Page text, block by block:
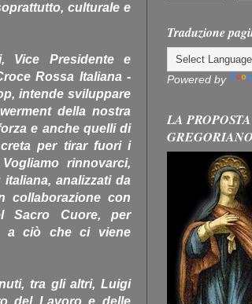
culturale e
Vice Presidente e
Rossa Italiana -
intende sviluppare
della nostra
e anche quelli di
per tirar fuori i
rinnovarci,
analizzati da
collaborazione con
Sacro Cuore, per
a ciò che ci viene
tra gli altri, Luigi
Traduzione
Powered by
LA